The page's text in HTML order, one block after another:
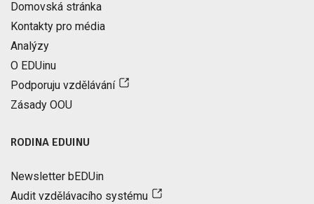
Domovská stránka
Kontakty pro média
Analýzy
O EDUinu
Podporuju vzdělávání
Zásady OOU
RODINA EDUINU
Newsletter bEDUin
Audit vzdělávacího systému